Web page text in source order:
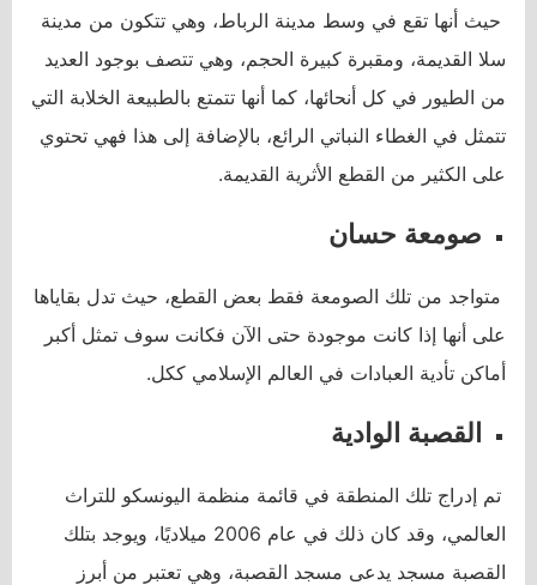
حيث أنها تقع في وسط مدينة الرباط، وهي تتكون من مدينة
سلا القديمة، ومقبرة كبيرة الحجم، وهي تتصف بوجود العديد
من الطيور في كل أنحائها، كما أنها تتمتع بالطبيعة الخلابة التي
تتمثل في الغطاء النباتي الرائع، بالإضافة إلى هذا فهي تحتوي
على الكثير من القطع الأثرية القديمة.
صومعة حسان
متواجد من تلك الصومعة فقط بعض القطع، حيث تدل بقاياها
على أنها إذا كانت موجودة حتى الآن فكانت سوف تمثل أكبر
أماكن تأدية العبادات في العالم الإسلامي ككل.
القصبة الوادية
تم إدراج تلك المنطقة في قائمة منظمة اليونسكو للتراث
العالمي، وقد كان ذلك في عام 2006 ميلاديًا، ويوجد بتلك
القصبة مسجد يدعى مسجد القصبة، وهي تعتبر من أبرز